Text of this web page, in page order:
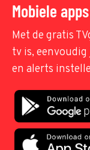
Mobiele apps
Met de gratis
tv is,
en alerts